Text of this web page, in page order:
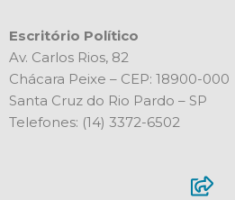
Escritório Político
Av. Carlos Rios, 82
Chácara Peixe – CEP: 18900-000
Santa Cruz do Rio Pardo – SP
Telefones: (14) 3372-6502